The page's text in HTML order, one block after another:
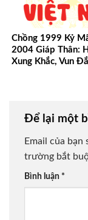
Chồng 1999 Kỷ
2004 Giáp Thân:
Xung Khắc, Vun
Để lại một
Email của
trường bắt
Bình luận *